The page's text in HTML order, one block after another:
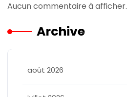
Aucun commentaire à afficher.
Archive
août 2026